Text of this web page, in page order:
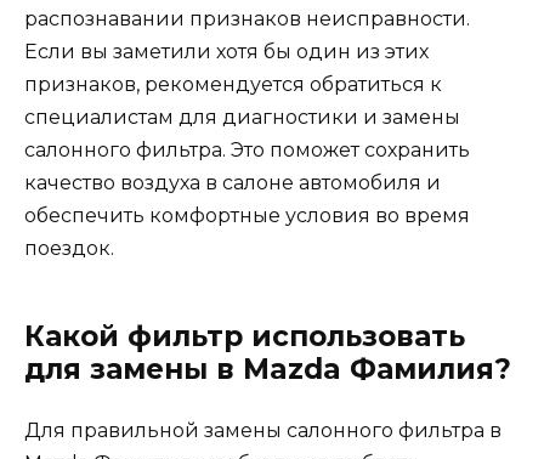
распознавании признаков неисправности.
Если вы заметили хотя бы один из этих
признаков, рекомендуется обратиться к
специалистам для диагностики и замены
салонного фильтра. Это поможет сохранить
качество воздуха в салоне автомобиля и
обеспечить комфортные условия во время
поездок.
Какой фильтр использовать
для замены в Mazda Фамилия?
Для правильной замены салонного фильтра в